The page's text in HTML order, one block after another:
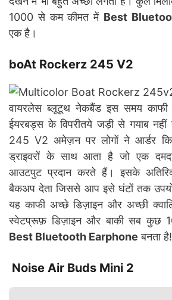
1000 से कम कीमत में Best
एक है।
boAt Rockerz 245 V2
वायरलेस ब्लूटूथ नेकबैंड इस समय
ईयरबड्स के विपरीतये जड़ी से गयाब
245 V2 अमेज़न पर लोगों ने आर्डर
ड्राइवरों के साथ आता है जो एक
आउटपुट प्रदान करते हैं। इसके
बैकअप देता जिससे आप इसे घंटों तक
यह काफी अच्छे डिज़ाइन और अच्छी
स्वेटप्रूफ़ डिज़ाइन और बाकी सब कुछ
Best Bluetooth Earphone बनता है!
Noise Air Buds Mini 2